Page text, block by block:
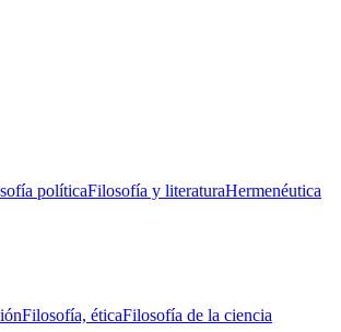
políticaFilosofía y literaturaHermenéutica
Filosofía, éticaFilosofía de la ciencia